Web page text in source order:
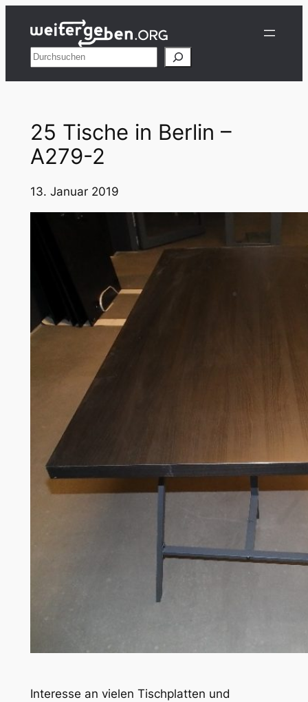
Inhalt
springenSuchen
25 Tische in Berlin –
A279-2
13. Januar 2019
Interesse an vielen Tischplatten und